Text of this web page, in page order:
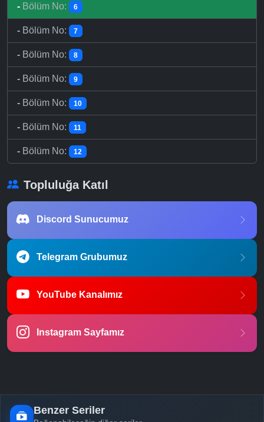
- Bölüm No: 6
- Bölüm No: 7
- Bölüm No: 8
- Bölüm No: 9
- Bölüm No: 10
- Bölüm No: 11
- Bölüm No: 12
Topluluğa Katıl
Discord Sunucumuz
Telegram Grubumuz
YouTube Kanalımız
Instagram Sayfamız
Benzer Seriler